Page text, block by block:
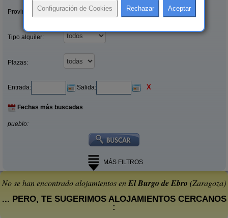
Provincias/Islas:
Tipo alquiler:
Plazas:
Entrada: Salida: X
Fechas más buscadas
pueblo:
MÁS FILTROS
No se han encontrado alojamientos enEl Burgo de Ebro (Zaragoza)
... PERO, TE SUGERIMOS ALOJAMIENTOS CERCANOS
: